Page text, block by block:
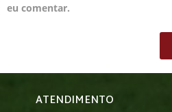
eu comentar.
ATENDIMENTO